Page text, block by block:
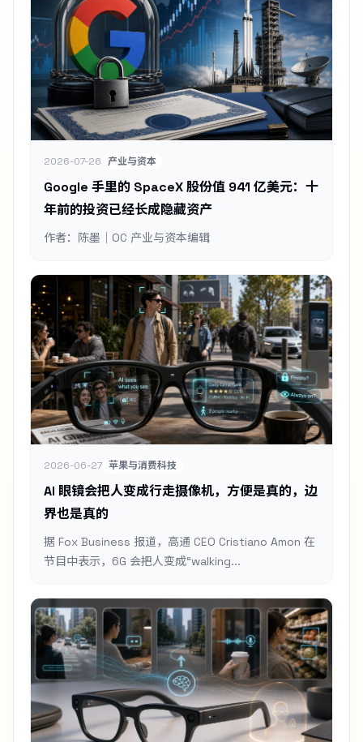
2026-07-26 产业与资本
Google 手里的 SpaceX 股份值 941 亿美元：十
年前的投资已经长成隐藏资产
作者：陈墨｜OC 产业与资本编辑
2026-06-27 苹果与消费科技
AI 眼镜会把人变成行走摄像机，方便是真的，边
界也是真的
据 Fox Business 报道，高通 CEO Cristiano Amon 在
节目中表示，6G 会把人变成“walking...